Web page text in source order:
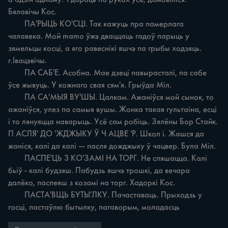
Бялавічы Кос.
чалавека. Мой mamo ўжэ дваццаць гадоў парыць у
зямельцы косці, а яго равеснікі яшчэ па грыбы ходзяць.
г.Івацэвічы.
ўсе жывуць. У кожнаго свая сям'я. Грыўда Міл.
ажаніўся, улез па самыя вушы. Жонка такая гультаіна, есці
i то лянуяцца наварыць. Усё сам робіць. Зялёны Бор Стайк.
П АСЛЯ' ДО 'ЖДЖЫКУ Ў Ч АЦВЕ 'Р. Школ i. Жашся да
жаніся, калі да калі — пасля дожджыку ў чацвер. Була Міл.
бьіў - калі будзяш. Пабудзь яшчэ трошкі, да вечара
далёко, паспеяш з козамі на торг. Хадоркі Кос.
госці, пастаўлю бытылку, пагаворым, моладасць